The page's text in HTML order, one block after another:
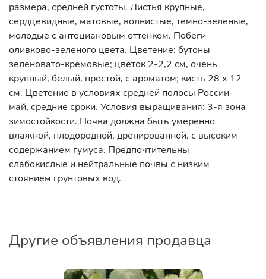
размера, средней густоты. Листья крупные,
сердцевидные, матовые, волнистые, темно-зеленые,
молодые с антоциановым оттенком. Побеги
оливково-зеленого цвета. Цветение: бутоны
зеленовато-кремовые; цветок 2-2,2 см, очень
крупный, белый, простой, с ароматом; кисть 28 х 12
см. Цветение в условиях средней полосы России-
май, средние сроки. Условия выращивания: 3-я зона
зимостойкости. Почва должна быть умеренно
влажной, плодородной, дренированной, с высоким
содержанием гумуса. Предпочтительны
слабокислые и нейтральные почвы с низким
стоянием грунтовых вод.
Другие объявления продавца